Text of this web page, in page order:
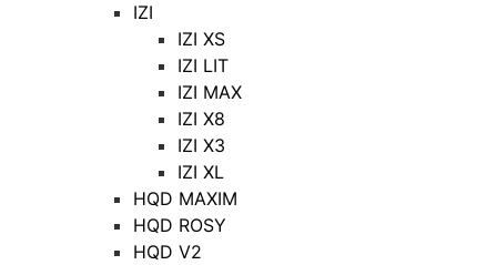
IZI
IZI XS
IZI LIT
IZI MAX
IZI X8
IZI X3
IZI XL
HQD MAXIM
HQD ROSY
HQD V2